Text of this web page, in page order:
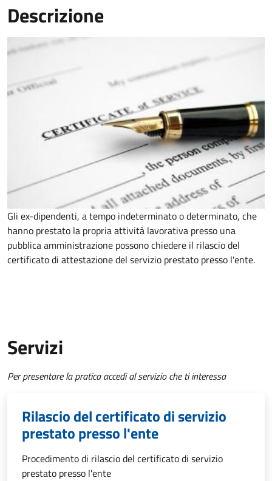
Descrizione
Gli ex-dipendenti, a tempo indeterminato o determinato, che
hanno prestato la propria attività lavorativa presso una
pubblica amministrazione possono chiedere il rilascio del
certificato di attestazione del servizio prestato presso l'ente.
Servizi
Per presentare la pratica accedi al servizio che ti interessa
Rilascio del certificato di servizio
prestato presso l'ente
Procedimento di rilascio del certificato di servizio
prestato presso l'ente